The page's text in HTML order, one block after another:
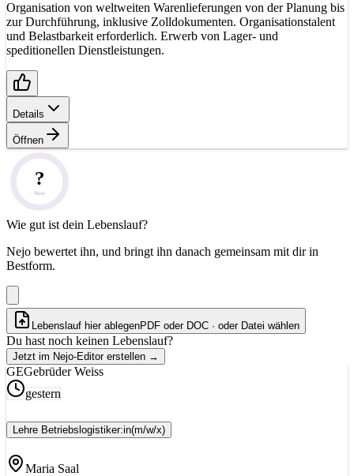
Organisation von weltweiten Warenlieferungen von der Planung bis
zur Durchführung, inklusive Zolldokumenten. Organisationstalent
und Belastbarkeit erforderlich. Erwerb von Lager- und
speditionellen Dienstleistungen.
Details
Öffnen
?
Note
Wie gut ist dein Lebenslauf?
Nejo bewertet ihn, und bringt ihn danach gemeinsam mit dir in
Bestform.
Lebenslauf hier ablegenPDF oder DOC · oder Datei wählen
Du hast noch keinen Lebenslauf?
Jetzt im Nejo-Editor erstellen →
GEGebrüder Weiss
gestern
Lehre Betriebslogistiker:in(m/w/x)
Maria Saal